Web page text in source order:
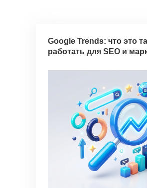
Google Trends: что это
работать для SEO и